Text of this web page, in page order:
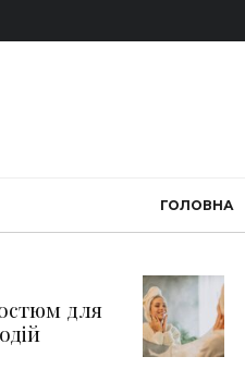
ГОЛОВНА
для